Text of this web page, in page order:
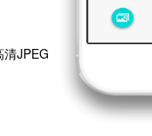
JPEG